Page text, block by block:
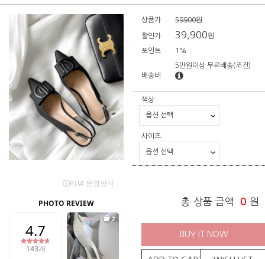
상품가 59900원
할인가 39,900원
포인트 1%
배송비
5만원이상 무료배송(조건)
색상
사이즈
총 상품 금액 0 원
BUY IT NOW